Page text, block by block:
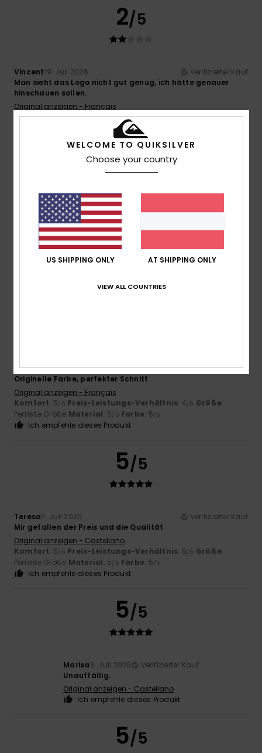
2/5
Vincent19. Juli 2026
Verifizierter Kauf
Man sieht das Logo nicht gut genug, ich hätte genauer
hinschauen sollen.
Original anzeigen - Français
Komfort: 5/5 Preis-Leistungs-Verhältnis: 5/5 Größe:
/5 Farbe
5/5
Vincent19. Juli 2026
Weich und warm
Original anzeigen - Français
Perfekte GrößeMaterial: 5 : 3
Coraline12. Juli 2026
Verifizierter Kauf
Originelle Farbe, perfekter Schnitt
Original anzeigen - Français
Komfort: 5/5 Preis-Leistungs-Verhältnis: 4/5 Größe:
Perfekte Größe Material: 5/5 Farbe: 5/5
Ich empfehle dieses Produkt
5/5
Teresa7. Juli 2026
Verifizierter Kauf
Mir gefallen der Preis und die Qualität
Original anzeigen - Castellano
Komfort: 5/5 Preis-Leistungs-Verhältnis: 5/5 Größe:
Perfekte Größe Material: 5/5 Farbe: 5/5
Ich empfehle dieses Produkt
5/5
Marisa6. Juli 2026
Verifizierter Kauf
Unauffällig.
Original anzeigen - Castellano
Ich empfehle dieses Produkt
5/5
WELCOME TO QUIKSILVER
Choose your country
US SHIPPING ONLY AT SHIPPING ONLY
VIEW ALL COUNTRIES